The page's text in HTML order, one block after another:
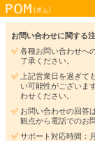
お問い合わせに関する
各種お問い合わせへ
了承ください。
上記営業日を過ぎて
い可能性がございま
わせください。
お問い合わせの回答
観点から電話でのお
サポート対応時間：